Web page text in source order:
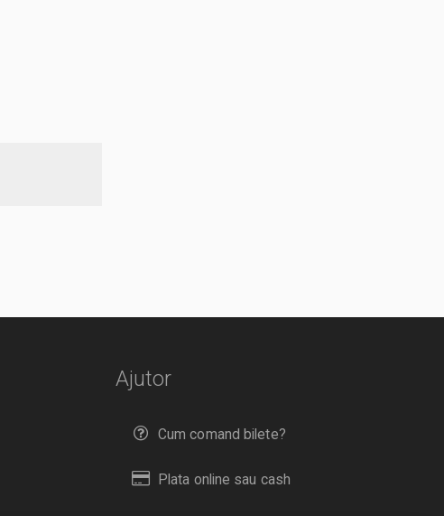
Ajutor
Cum comand bilete?
Plata online sau cash